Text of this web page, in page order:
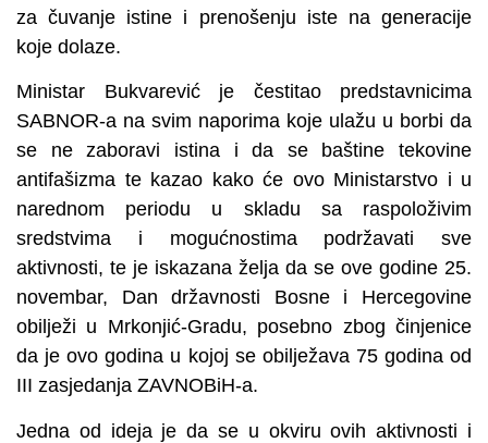
za čuvanje istine i prenošenju iste na generacije
koje dolaze.
Ministar Bukvarević je čestitao predstavnicima
SABNOR-a na svim naporima koje ulažu u borbi da
se ne zaboravi istina i da se baštine tekovine
antifašizma te kazao kako će ovo Ministarstvo i u
narednom periodu u skladu sa raspoloživim
sredstvima i mogućnostima podržavati sve
aktivnosti, te je iskazana želja da se ove godine 25.
novembar, Dan državnosti Bosne i Hercegovine
obilježi u Mrkonjić-Gradu, posebno zbog činjenice
da je ovo godina u kojoj se obilježava 75 godina od
III zasjedanja ZAVNOBiH-a.
Jedna od ideja je da se u okviru ovih aktivnosti i